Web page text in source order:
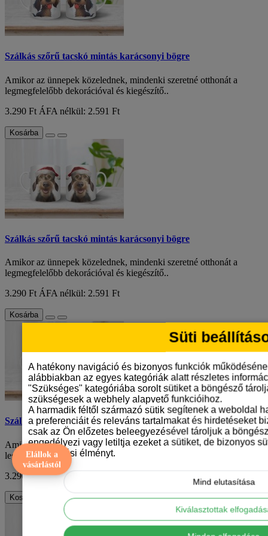
Szálkás szőrű tacskó mintás karácsonyi bögre
Amikor az ünnepek közelednek, mindenki szeretné otthonát a
legmegfelelőbb dekorációval és kiegészítő..
3.290 Ft ÁFA nélkül: 2.591 Ft
Kosárba
Szálkás szőrű tacskó mintás karácsonyi bögre
Amikor az ünnepek közelednek, mindenki szeretné otthonát a
legmegfelelőbb dekorációval és kiegészítő..
3.290 Ft ÁFA nélkül: 2.591 Ft
Kosárba
Szálkás szőrű tacskó mintás karácsonyi bögre
Amikor az ünnepek közelednek, mindenki szeretné otthonát a
legmegfelelőbb dekorációval és kiegészítő..
3.290 FtÁFA nélkül: 2.591 Ft
Kosárba
Elállok a
vásárlástól
Süti
A hatékony navigáció és bizonyos funkciók
alábbiakban az egyes kategóriák alatt részletes
"Szükséges" kategóriába sorolt sütiket a böngésző
szükségesek a webhely alapvető funkcióihoz.
A harmadik féltől származó sütik segítenek a weboldal
a preferenciáit és releváns tartalmakat és hirdetéseket
csak az Ön előzetes beleegyezésével tároljuk a
engedélyezi vagy letiltja ezeket a sütiket, de bizonyos
böngészési élményt.
Mind elutasítása
Kiválasztottak